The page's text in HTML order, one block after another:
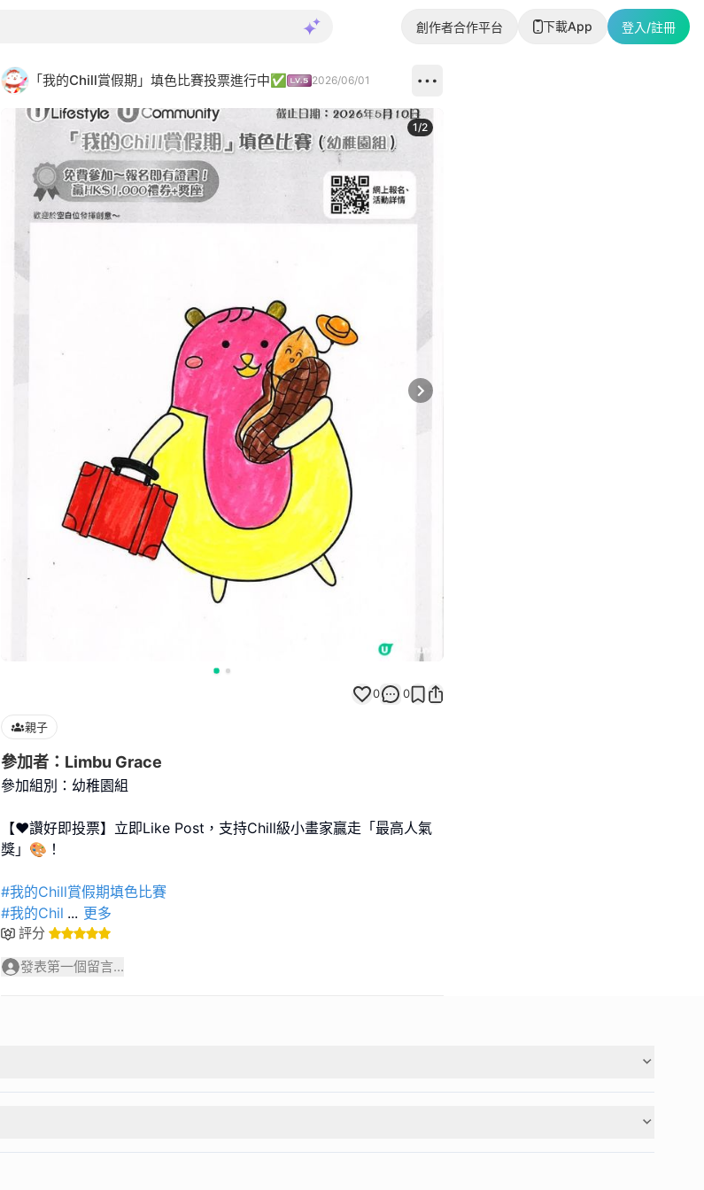
創作者合作平台 下載App 登入/註冊
「我的Chill賞假期」填色比賽投票進行中✅ 2026/06/01
Next slide
1/2
0 0
親子
參加者：Limbu Grace
參加組別：幼稚園組
【❤️讚好即投票】立即Like Post，支持Chill級小畫家贏走「最高人氣
獎」🎨！
#我的Chill賞假期填色比賽
#我的Chil ... 更多
評分
發表第一個留言...